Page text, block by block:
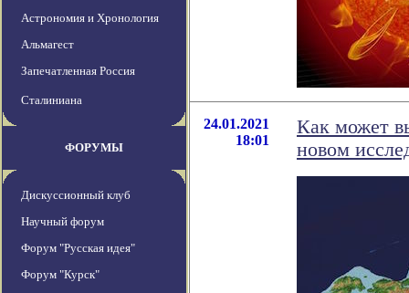
Астрономия и Хронология
Альмагест
Запечатленная Россия
Сталиниана
ФОРУМЫ
Дискуссионный клуб
Научный форум
Форум "Русская идея"
Форум "Курск"
24.01.2021
18:01
Как может
новом